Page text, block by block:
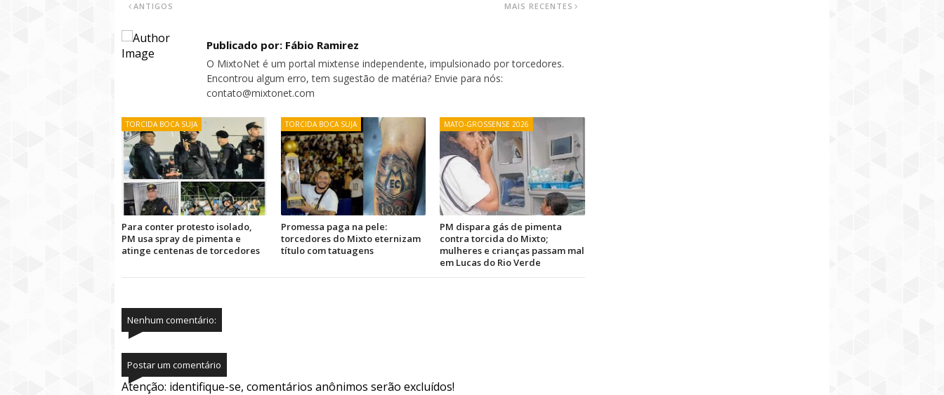
MAIS RECENTES
ANTIGOS
Publicado por: Fábio Ramirez
O MixtoNet é um portal mixtense independente, impulsionado por torcedores.
Encontrou algum erro, tem sugestão de matéria? Envie para nós:
contato@mixtonet.com
TORCIDA BOCA SUJA
Para conter protesto isolado,
PM usa spray de pimenta e
atinge centenas de torcedores
TORCIDA BOCA SUJA
Promessa paga na pele:
torcedores do Mixto eternizam
título com tatuagens
MATO-GROSSENSE 2026
PM dispara gás de pimenta
contra torcida do Mixto;
mulheres e crianças passam mal
em Lucas do Rio Verde
Nenhum comentário:
Postar um comentário
Atenção: identifique-se, comentários anônimos serão excluídos!